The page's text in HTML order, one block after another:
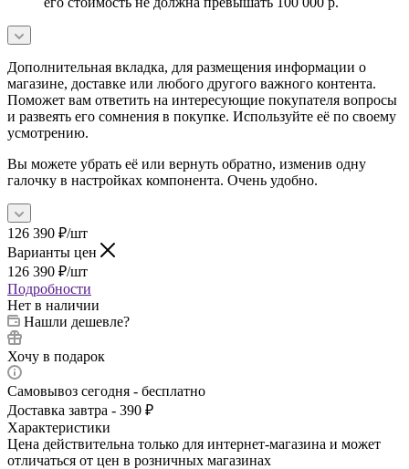
Дополнительная вкладка, для размещения информации о
магазине, доставке или любого другого важного контента.
Поможет вам ответить на интересующие покупателя вопросы
и развеять его сомнения в покупке. Используйте её по своему
усмотрению.
Вы можете убрать её или вернуть обратно, изменив одну
галочку в настройках компонента. Очень удобно.
126 390 ₽/шт
Варианты цен
126 390 ₽/шт
Подробности
Нет в наличии
Нашли дешевле?
Хочу в подарок
Самовывоз сегодня - бесплатно
Доставка завтра - 390 ₽
Характеристики
Цена действительна только для интернет-магазина и может
отличаться от цен в розничных магазинах